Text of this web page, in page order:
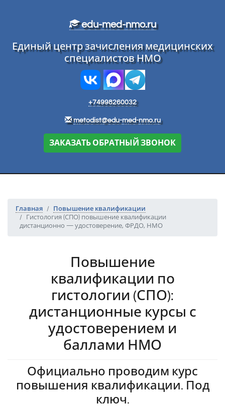
edu-med-nmo.ru
Единый центр зачисления медицинских
специалистов НМО
+74998260032
metodist@edu-med-nmo.ru
ЗАКАЗАТЬ ОБРАТНЫЙ ЗВОНОК
Главная
Повышение квалификации
Гистология (СПО) повышение квалификации
дистанционно — удостоверение, ФРДО, НМО
Повышение
квалификации по
гистологии (СПО):
дистанционные курсы с
удостоверением и
баллами НМО
Официально проводим курс
повышения квалификации. Под
ключ.